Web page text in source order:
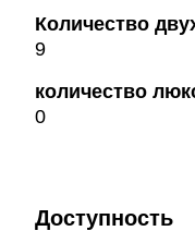
Количество
9
количество
0
Доступность